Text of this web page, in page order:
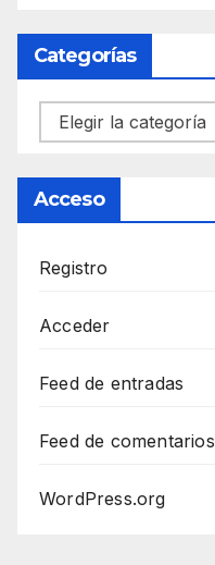
Categorías
Categorías
Acceso
Registro
Acceder
Feed de entradas
Feed de comentarios
WordPress.org